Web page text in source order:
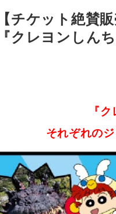
【チケット絶賛
『クレヨンしん
『
それぞれの